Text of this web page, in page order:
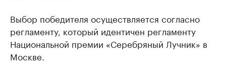
Выбор победителя осуществляется согласно
регламенту, который идентичен регламенту
Национальной премии «Серебряный Лучник» в
Москве.